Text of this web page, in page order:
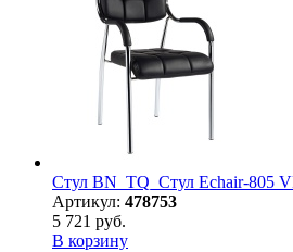
Стул BN_TQ_Стул Echair-805
Артикул: 478753
5 721 руб.
В корзину